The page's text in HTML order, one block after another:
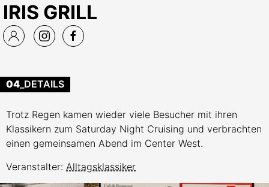
IRIS GRILL
04 _DETAILS
Trotz Regen kamen wieder viele Besucher mit ihren
Klassikern zum Saturday Night Cruising und verbrachten
einen gemeinsamen Abend im Center West.
Veranstalter: Alltagsklassiker